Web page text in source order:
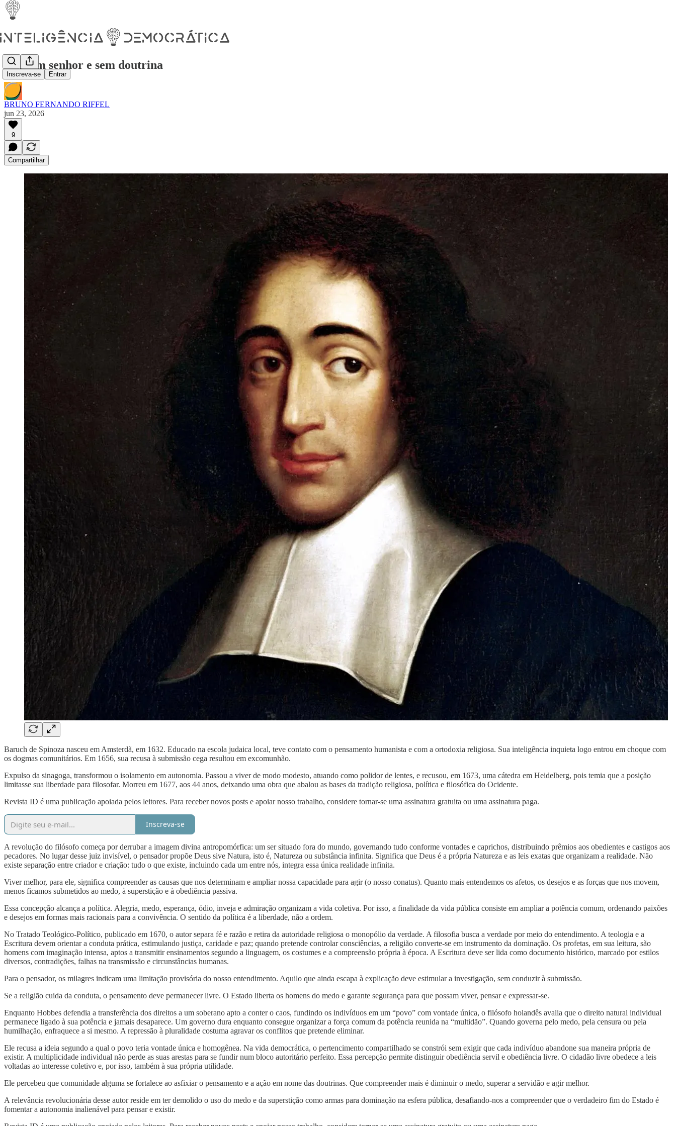
Inscreva-se Entrar
Sem um senhor e sem doutrina
BRUNO FERNANDO RIFFEL
jun 23, 2026
9
Compartilhar
Baruch de Spinoza nasceu em Amsterdã, em 1632. Educado na escola judaica local, teve contato com o pensamento humanista e com a ortodoxia religiosa. Sua inteligência inquieta logo entrou em choque com
os dogmas comunitários. Em 1656, sua recusa à submissão cega resultou em excomunhão.
Expulso da sinagoga, transformou o isolamento em autonomia. Passou a viver de modo modesto, atuando como polidor de lentes, e recusou, em 1673, uma cátedra em Heidelberg, pois temia que a posição
limitasse sua liberdade para filosofar. Morreu em 1677, aos 44 anos, deixando uma obra que abalou as bases da tradição religiosa, política e filosófica do Ocidente.
Revista ID é uma publicação apoiada pelos leitores. Para receber novos posts e apoiar nosso trabalho, considere tornar-se uma assinatura gratuita ou uma assinatura paga.
Inscreva-se
A revolução do filósofo começa por derrubar a imagem divina antropomórfica: um ser situado fora do mundo, governando tudo conforme vontades e caprichos, distribuindo prêmios aos obedientes e castigos aos
pecadores. No lugar desse juiz invisível, o pensador propõe Deus sive Natura, isto é, Natureza ou substância infinita. Significa que Deus é a própria Natureza e as leis exatas que organizam a realidade. Não
existe separação entre criador e criação: tudo o que existe, incluindo cada um entre nós, integra essa única realidade infinita.
Viver melhor, para ele, significa compreender as causas que nos determinam e ampliar nossa capacidade para agir (o nosso conatus). Quanto mais entendemos os afetos, os desejos e as forças que nos movem,
menos ficamos submetidos ao medo, à superstição e à obediência passiva.
Essa concepção alcança a política. Alegria, medo, esperança, ódio, inveja e admiração organizam a vida coletiva. Por isso, a finalidade da vida pública consiste em ampliar a potência comum, ordenando paixões
e desejos em formas mais racionais para a convivência. O sentido da política é a liberdade, não a ordem.
No Tratado Teológico-Político, publicado em 1670, o autor separa fé e razão e retira da autoridade religiosa o monopólio da verdade. A filosofia busca a verdade por meio do entendimento. A teologia e a
Escritura devem orientar a conduta prática, estimulando justiça, caridade e paz; quando pretende controlar consciências, a religião converte-se em instrumento da dominação. Os profetas, em sua leitura, são
homens com imaginação intensa, aptos a transmitir ensinamentos segundo a linguagem, os costumes e a compreensão própria à época. A Escritura deve ser lida como documento histórico, marcado por estilos
diversos, contradições, falhas na transmissão e circunstâncias humanas.
Para o pensador, os milagres indicam uma limitação provisória do nosso entendimento. Aquilo que ainda escapa à explicação deve estimular a investigação, sem conduzir à submissão.
Se a religião cuida da conduta, o pensamento deve permanecer livre. O Estado liberta os homens do medo e garante segurança para que possam viver, pensar e expressar-se.
Enquanto Hobbes defendia a transferência dos direitos a um soberano apto a conter o caos, fundindo os indivíduos em um “povo” com vontade única, o filósofo holandês avalia que o direito natural individual
permanece ligado à sua potência e jamais desaparece. Um governo dura enquanto consegue organizar a força comum da potência reunida na “multidão”. Quando governa pelo medo, pela censura ou pela
humilhação, enfraquece a si mesmo. A repressão à pluralidade costuma agravar os conflitos que pretende eliminar.
Ele recusa a ideia segundo a qual o povo teria vontade única e homogênea. Na vida democrática, o pertencimento compartilhado se constrói sem exigir que cada indivíduo abandone sua maneira própria de
existir. A multiplicidade individual não perde as suas arestas para se fundir num bloco autoritário perfeito. Essa percepção permite distinguir obediência servil e obediência livre. O cidadão livre obedece a leis
voltadas ao interesse coletivo e, por isso, também à sua própria utilidade.
Ele percebeu que comunidade alguma se fortalece ao asfixiar o pensamento e a ação em nome das doutrinas. Que compreender mais é diminuir o medo, superar a servidão e agir melhor.
A relevância revolucionária desse autor reside em ter demolido o uso do medo e da superstição como armas para dominação na esfera pública, desafiando-nos a compreender que o verdadeiro fim do Estado é
fomentar a autonomia inalienável para pensar e existir.